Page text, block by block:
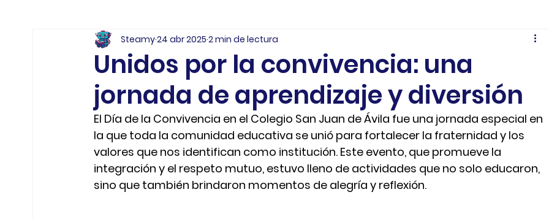
Unidos por la convivencia: una
jornada de aprendizaje y diversión
Steamy24 abr 2025 2 min de lectura
El Día de la Convivencia en el Colegio San Juan de Ávila fue una jornada especial en
la que toda la comunidad educativa se unió para fortalecer la fraternidad y los
valores que nos identifican como institución. Este evento, que promueve la
integración y el respeto mutuo, estuvo lleno de actividades que no solo educaron,
sino que también brindaron momentos de alegría y reflexión.